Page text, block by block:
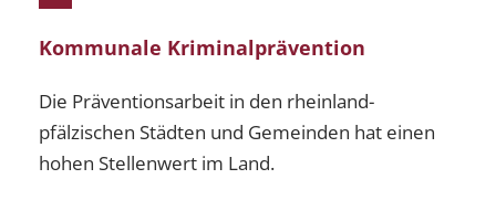
Kommunale Kriminalprävention
Die Präventionsarbeit in den rheinland-
pfälzischen Städten und Gemeinden hat einen
hohen Stellenwert im Land.